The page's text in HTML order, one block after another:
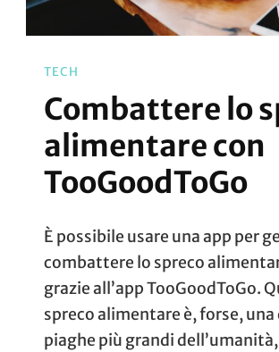
TECH
Combattere lo
alimentare con
TooGoodToGo
È possibile usare una app per
combattere lo spreco
grazie all’app TooGoodToGo.
spreco alimentare è, forse, una
piaghe più grandi dell’umanità,